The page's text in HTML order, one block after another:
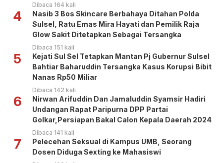
Dibaca 164 kali
4
Nasib 3 Bos Skincare Berbahaya Ditahan Polda
Sulsel, Ratu Emas Mira Hayati dan Pemilik Raja
Glow Sakit Ditetapkan Sebagai Tersangka
Dibaca 151 kali
5
Kejati Sul Sel Tetapkan Mantan Pj Gubernur Sulsel
Bahtiar Baharuddin Tersangka Kasus Korupsi Bibit
Nanas Rp50 Miliar
Dibaca 142 kali
6
Nirwan Arifuddin Dan Jamaluddin Syamsir Hadiri
Undangan Rapat Paripurna DPP Partai
Golkar,Persiapan Bakal Calon Kepala Daerah 2024
Dibaca 141 kali
7
Pelecehan Seksual di Kampus UMB, Seorang
Dosen Diduga Sexting ke Mahasiswi